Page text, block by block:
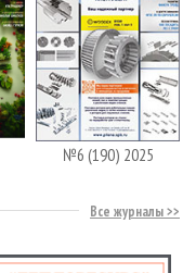
№6 (190) 2025
Все журналы